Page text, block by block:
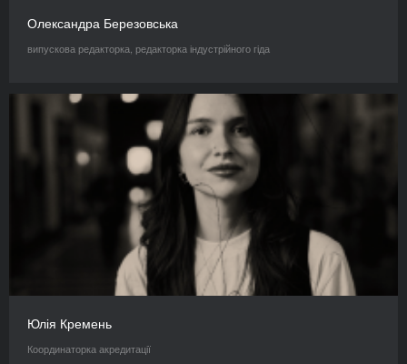
Олександра Березовська
випускова редакторка, редакторка індустрійного гіда
Юлія Кремень
Координаторка акредитації